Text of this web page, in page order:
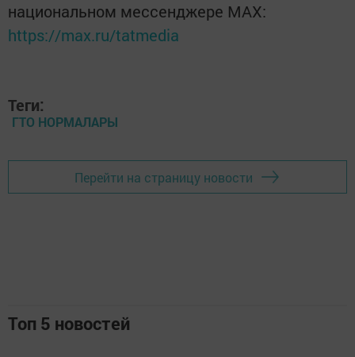
национальном мессенджере MАХ:
https://max.ru/tatmedia
Теги:
ГТО НОРМАЛАРЫ
Перейти на страницу новости
Топ 5 новостей